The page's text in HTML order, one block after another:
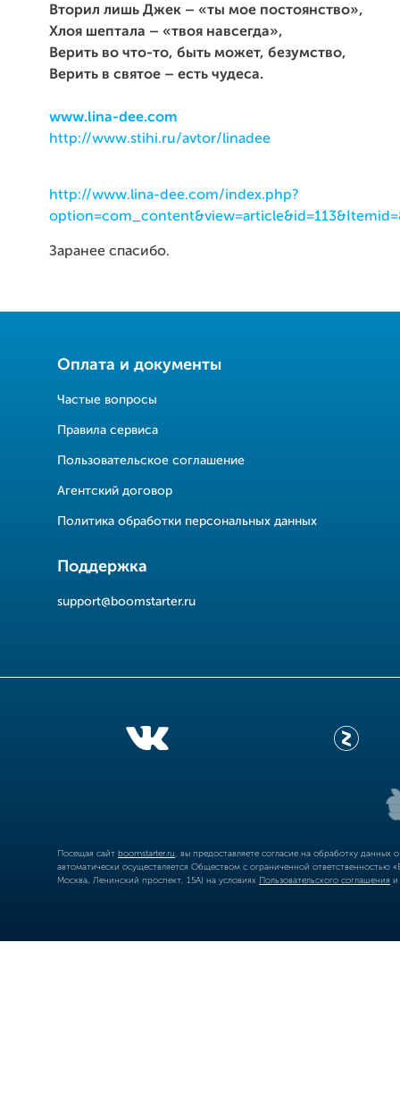
Вторил лишь Джек – «ты мое постоянство»,
Хлоя шептала – «твоя навсегда»,
Верить во что-то, быть может, безумство,
Верить в святое – есть чудеса.
www.lina-dee.com
http://www.stihi.ru/avtor/linadee
http://www.lina-dee.com/index.php?
Заранее спасибо.
Оплата и документы
Частые вопросы
Правила сервиса
Пользовательское соглашение
Агентский договор
Политика обработки персональных данных
Поддержка
support@boomstarter.ru
Посещая сайт boomstarter.ru , вы предоставляете согласие на обработку
автоматически осуществляется Обществом с ограниченной
Москва, Ленинский проспект, 15А) на условиях Пользовательского соглашения и